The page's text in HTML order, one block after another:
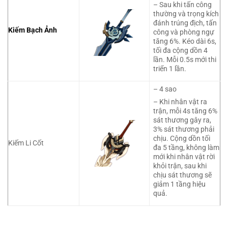
Kiếm Bạch Ảnh
– Sau khi tấn công
thường và trọng kích
đánh trúng địch, tấn
công và phòng ngự
tăng 6%. Kéo dài 6s,
tối đa cộng dồn 4
lần. Mỗi 0.5s mới thi
triển 1 lần.
Kiếm Li Cốt
– 4 sao
– Khi nhân vật ra
trận, mỗi 4s tăng 6%
sát thương gây ra,
3% sát thương phải
chịu. Cộng dồn tối
đa 5 tầng, không làm
mới khi nhân vật rời
khỏi trận, sau khi
chịu sát thương sẽ
giảm 1 tầng hiệu
quả.